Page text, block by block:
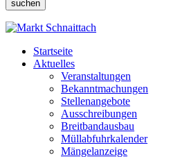
suchen
Startseite
Aktuelles
Veranstaltungen
Bekanntmachungen
Stellenangebote
Ausschreibungen
Breitbandausbau
Müllabfuhrkalender
Mängelanzeige